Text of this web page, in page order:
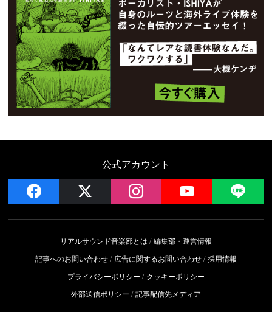
公式アカウント
facebook instagram YouTube
リアルサウンド音楽部とは
編集部・運営情報
記事へのお問い合わせ
広告に関するお問い合わせ 採用情報
プライバシーポリシー
クッキーポリシー
外部送信ポリシー
記事配信先メディア